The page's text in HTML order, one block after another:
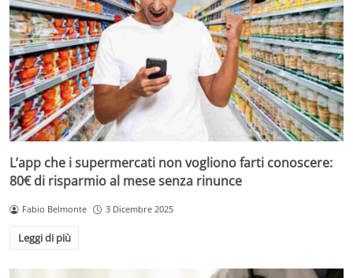
L’app che i supermercati non vogliono farti conoscere:
80€ di risparmio al mese senza rinunce
Fabio Belmonte 3 Dicembre 2025
Leggi di più